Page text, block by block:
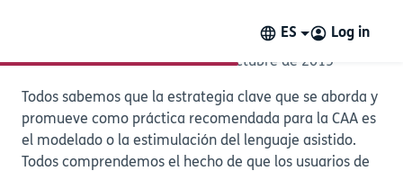
ES Log in
Modelado
Lectura de 5 minutos 23 de octubre de 2015
Todos sabemos que la estrategia clave que se aborda y
promueve como práctica recomendada para la CAA es
el modelado o la estimulación del lenguaje asistido.
Todos comprendemos el hecho de que los usuarios de